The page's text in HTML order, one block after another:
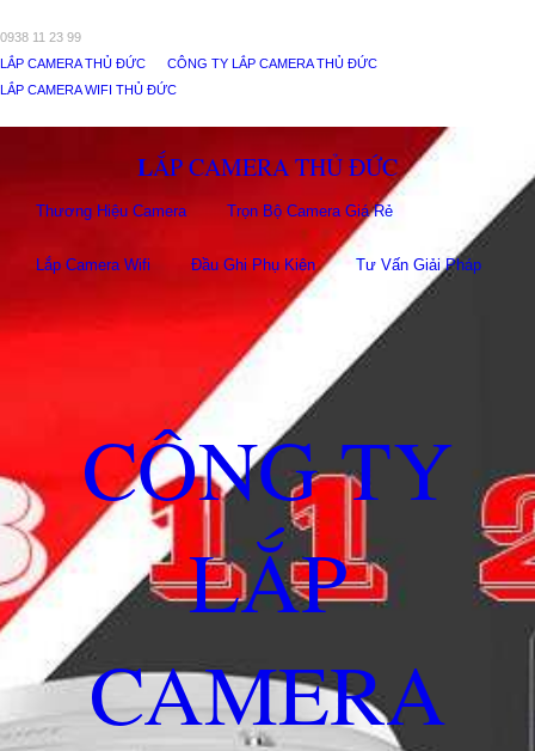
0938 11 23 99
LẮP CAMERA THỦ ĐỨC
CÔNG TY LẮP CAMERA THỦ ĐỨC
LẮP CAMERA WIFI THỦ ĐỨC
LẮP CAMERA THỦ ĐỨC
Thương Hiệu Camera Trọn Bộ Camera Giá Rẻ
Lắp Camera Wifi Đầu Ghi Phụ Kiên Tư Vấn Giải Pháp
CÔNG TY
LẮP
CAMERA